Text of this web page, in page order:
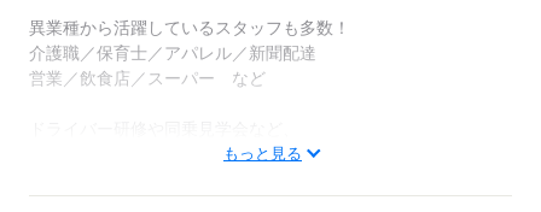
21：00～ 備品返却
＜配送件数＞
徐々に1日100～130件運べるように。
異業種から活躍しているスタッフも多数！
介護職／保育士／アパレル／新聞配達
営業／飲食店／スーパー など
配達のお仕事がはじめての方への
もっと見る